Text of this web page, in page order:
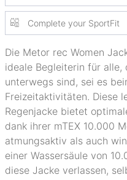
Complete your SportFit
Die Metor rec Women
ideale Begleiterin für
unterwegs sind, sei es
Freizeitaktivitäten. Diese
Regenjacke bietet
dank ihrer mTEX 10.000
atmungsaktiv als auch
einer Wassersäule von
diese Jacke verlassen,